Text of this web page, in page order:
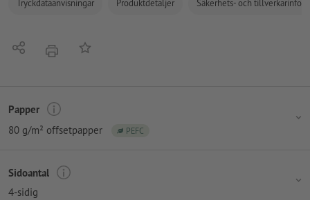
Tryckdataanvisningar Produktdetaljer Säkerhets- och
Dela erbjudandePå anteckningslistan
Papper
80 g/m² offsetpapper
PEFC
Sidoantal
4-sidig